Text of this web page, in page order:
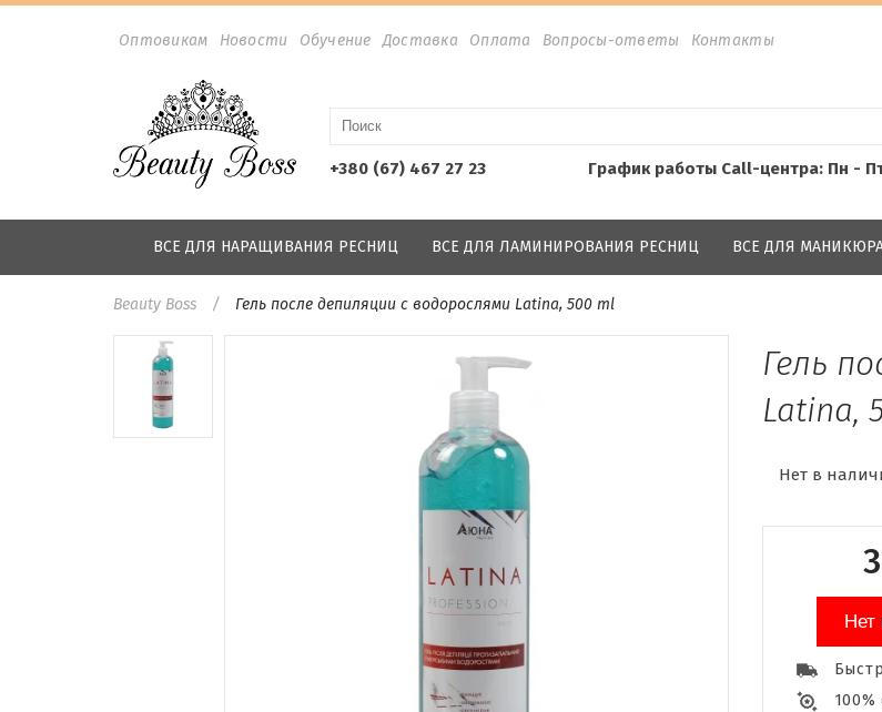
Оптовикам Новости Обучение Доставка Оплата Вопросы-ответы Контакты
+380 (67) 467 27 23 График работы Call-центра: Пн -
ВСЕ ДЛЯ НАРАЩИВАНИЯ РЕСНИЦ ВСЕ ДЛЯ ЛАМИНИРОВАНИЯ РЕСНИЦ ВСЕ ДЛЯ
Beauty Boss Гель после депиляции с водорослями Latina, 500 ml
Гель
Latina,
Нет в
Нет
100%